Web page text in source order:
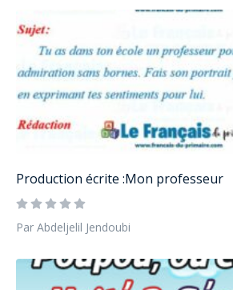
Production écrite :Mon professeur
Par Abdeljelil Jendoubi